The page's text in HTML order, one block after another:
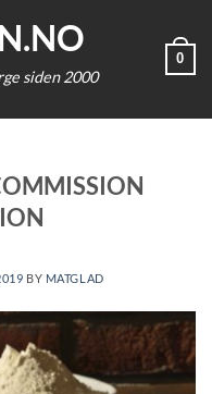
siden 2000
0
BY MATGLAD